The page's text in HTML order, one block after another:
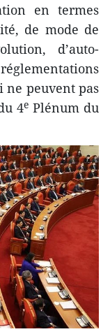
en termes
de mode de
d’auto-
ne peuvent pas
4e Plénum du